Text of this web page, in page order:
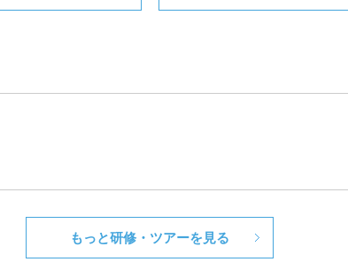
もっと研修・ツアーを見る